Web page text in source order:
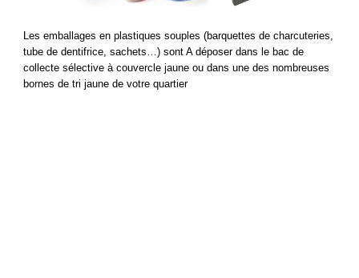
Les emballages en plastiques souples (barquettes de charcuteries,
tube de dentifrice, sachets…) sont A déposer dans le bac de
collecte sélective à couvercle jaune ou dans une des nombreuses
bornes de tri jaune de votre quartier